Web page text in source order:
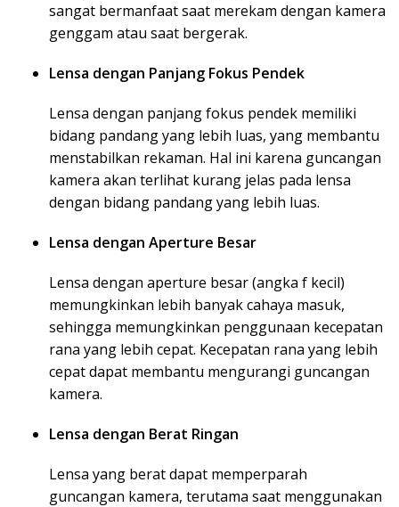
sangat bermanfaat saat merekam dengan kamera
genggam atau saat bergerak.
Lensa dengan Panjang Fokus Pendek
Lensa dengan panjang fokus pendek memiliki
bidang pandang yang lebih luas, yang membantu
menstabilkan rekaman. Hal ini karena guncangan
kamera akan terlihat kurang jelas pada lensa
dengan bidang pandang yang lebih luas.
Lensa dengan Aperture Besar
Lensa dengan aperture besar (angka f kecil)
memungkinkan lebih banyak cahaya masuk,
sehingga memungkinkan penggunaan kecepatan
rana yang lebih cepat. Kecepatan rana yang lebih
cepat dapat membantu mengurangi guncangan
kamera.
Lensa dengan Berat Ringan
Lensa yang berat dapat memperparah
guncangan kamera, terutama saat menggunakan